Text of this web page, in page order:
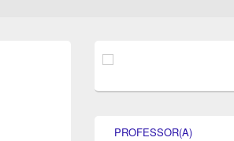
da
lateral
PROFESSOR(A)